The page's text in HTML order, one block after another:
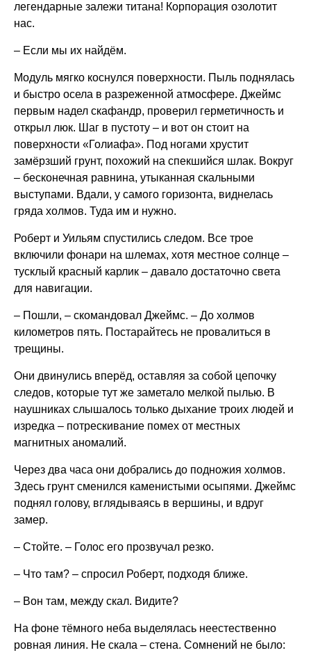
легендарные залежи титана! Корпорация озолотит
нас.
– Если мы их найдём.
Модуль мягко коснулся поверхности. Пыль поднялась
и быстро осела в разреженной атмосфере. Джеймс
первым надел скафандр, проверил герметичность и
открыл люк. Шаг в пустоту – и вот он стоит на
поверхности «Голиафа». Под ногами хрустит
замёрзший грунт, похожий на спекшийся шлак. Вокруг
– бесконечная равнина, утыканная скальными
выступами. Вдали, у самого горизонта, виднелась
гряда холмов. Туда им и нужно.
Роберт и Уильям спустились следом. Все трое
включили фонари на шлемах, хотя местное солнце –
тусклый красный карлик – давало достаточно света
для навигации.
– Пошли, – скомандовал Джеймс. – До холмов
километров пять. Постарайтесь не провалиться в
трещины.
Они двинулись вперёд, оставляя за собой цепочку
следов, которые тут же заметало мелкой пылью. В
наушниках слышалось только дыхание троих людей и
изредка – потрескивание помех от местных
магнитных аномалий.
Через два часа они добрались до подножия холмов.
Здесь грунт сменился каменистыми осыпями. Джеймс
поднял голову, вглядываясь в вершины, и вдруг
замер.
– Стойте. – Голос его прозвучал резко.
– Что там? – спросил Роберт, подходя ближе.
– Вон там, между скал. Видите?
На фоне тёмного неба выделялась неестественно
ровная линия. Не скала – стена. Сомнений не было: